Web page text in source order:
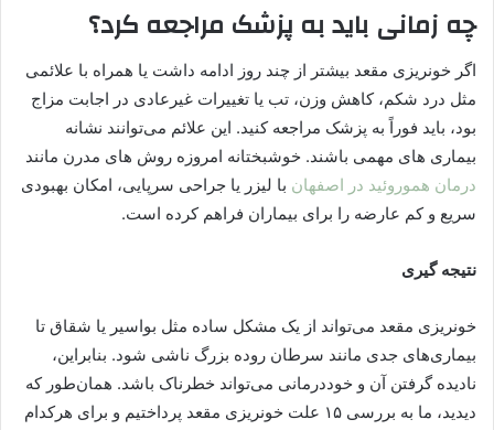
چه زمانی باید به پزشک مراجعه کرد؟
اگر خونریزی مقعد بیشتر از چند روز ادامه داشت یا همراه با علائمی
مثل درد شکم، کاهش وزن، تب یا تغییرات غیرعادی در اجابت مزاج
بود، باید فوراً به پزشک مراجعه کنید. این علائم می‌توانند نشانه
بیماری‌ های مهمی باشند. خوشبختانه امروزه روش‌ های مدرن مانند
درمان هموروئید در اصفهان با لیزر یا جراحی سرپایی، امکان بهبودی
سریع و کم‌ عارضه را برای بیماران فراهم کرده است.
نتیجه‌ گیری
خونریزی مقعد می‌تواند از یک مشکل ساده مثل بواسیر یا شقاق تا
بیماری‌های جدی مانند سرطان روده بزرگ ناشی شود. بنابراین،
نادیده گرفتن آن و خوددرمانی می‌تواند خطرناک باشد. همان‌طور که
دیدید، ما به بررسی ۱۵ علت خونریزی مقعد پرداختیم و برای هرکدام